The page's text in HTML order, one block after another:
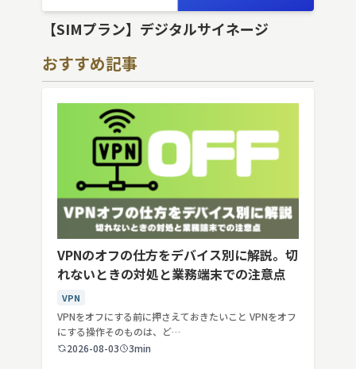
【SIMプラン】デジタルサイネージ
おすすめ記事
VPNのオフの仕方をデバイス別に解説。切
れないときの対処と業務端末での注意点
VPN
VPNをオフにする前に押さえておきたいこと VPNをオフ
にする操作そのものは、ど…
2026-08-03
3min